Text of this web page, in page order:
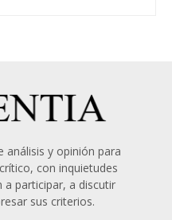
análisis y opinión para
con inquietudes
a participar, a discutir
sus criterios.